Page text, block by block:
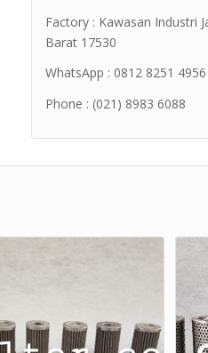
Factory : Kawasan Industri
Barat 17530
WhatsApp : 0812 8251 4956
Phone : (021) 8983 6088